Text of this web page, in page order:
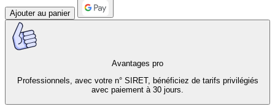
Ajouter au panier
Avantages pro
Professionnels, avec votre n° SIRET, bénéficiez de tarifs privilégiés
avec paiement à 30 jours.